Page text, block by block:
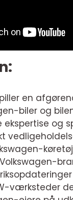
en
biler og
ekspertise og
værksteder